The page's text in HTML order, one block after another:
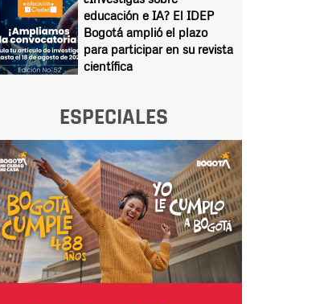
educación e IA? El IDEP
Bogotá amplió el plazo
para participar en su revista
científica
ESPECIALES